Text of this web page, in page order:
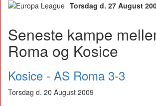
Torsdag d. 27 August
Seneste kampe
Roma og Kosice
Kosice - AS Roma 3-3
Torsdag d. 20 August 2009